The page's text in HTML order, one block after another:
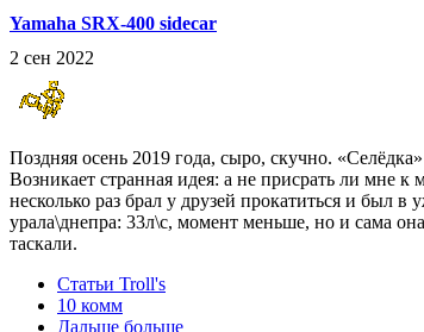
Yamaha SRX-400 sidecar
2 сен 2022
Поздняя осень 2019 года, сыро, скучно.
Возникает странная идея: а не присрать ли мне к
несколько раз брал у друзей прокатиться и был
урала\днепра: 33л\с, момент меньше, но и сама
таскали.
Статьи Troll's
10 комм
Дальше больше